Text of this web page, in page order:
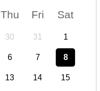
Thu Fri Sat
30 31 1
6 7 8
13 14 15